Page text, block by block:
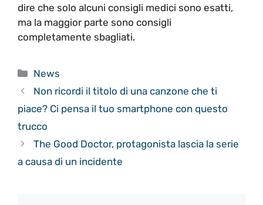
dire che solo alcuni consigli medici sono esatti,
ma la maggior parte sono consigli
completamente sbagliati.
Categorie
News
Non ricordi il titolo di una canzone che ti
piace? Ci pensa il tuo smartphone con questo
trucco
The Good Doctor, protagonista lascia la serie
a causa di un incidente